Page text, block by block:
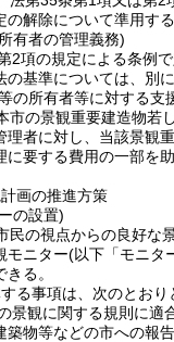
解除について準用する
有者の管理義務)
2項の規定による条例
基準については、別に
の所有者等に対する支
市の景観重要建造物若
理者に対し、当該景観
に要する費用の一部を
画の推進方策
の設置)
民の視点からの良好な
モニター(以下「モニタ
る。
る事項は、次のとおり
景観に関する規則に適
築物等などの市への報告